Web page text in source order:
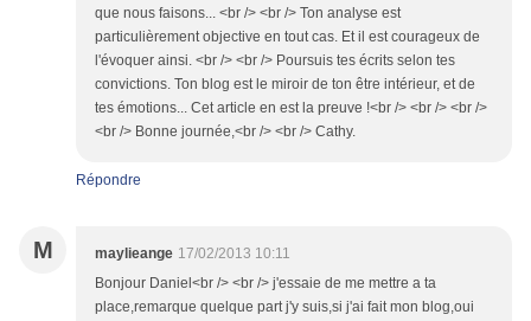
que nous faisons... <br /> <br /> Ton analyse est
particulièrement objective en tout cas. Et il est courageux de
l'évoquer ainsi. <br /> <br /> Poursuis tes écrits selon tes
convictions. Ton blog est le miroir de ton être intérieur, et de
tes émotions... Cet article en est la preuve !<br /> <br /> <br />
<br /> Bonne journée,<br /> <br /> Cathy.
Répondre
M maylieange 17/02/2013 10:11
Bonjour Daniel<br /> <br /> j'essaie de me mettre a ta
place,remarque quelque part j'y suis,si j'ai fait mon blog,oui